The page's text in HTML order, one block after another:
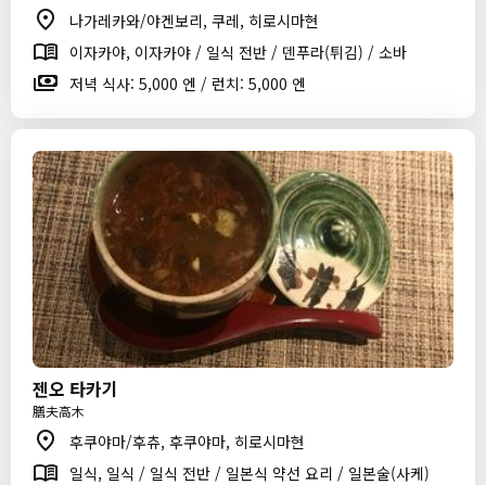
나가레카와/야겐보리, 쿠레, 히로시마현
이자카야, 이자카야 / 일식 전반 / 덴푸라(튀김) / 소바
저녁 식사: 5,000 엔 / 런치: 5,000 엔
젠오 타카기
膳夫高木
후쿠야마/후츄, 후쿠야마, 히로시마현
일식, 일식 / 일식 전반 / 일본식 약선 요리 / 일본술(사케)